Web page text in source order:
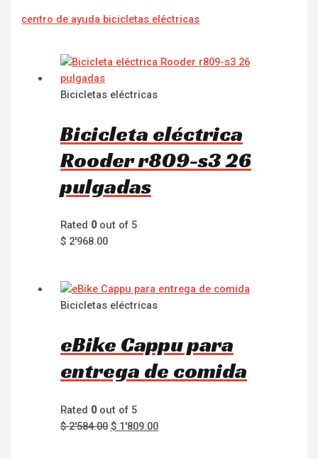
centro de ayuda bicicletas eléctricas
Bicicletas eléctricas
Bicicleta eléctrica
Rooder r809-s3 26
pulgadas
Rated 0out of 5
$ 2'968.00
Bicicletas eléctricas
eBike Cappu para
entrega de comida
Rated 0out of 5
$2'584.00 $ 1'809.00